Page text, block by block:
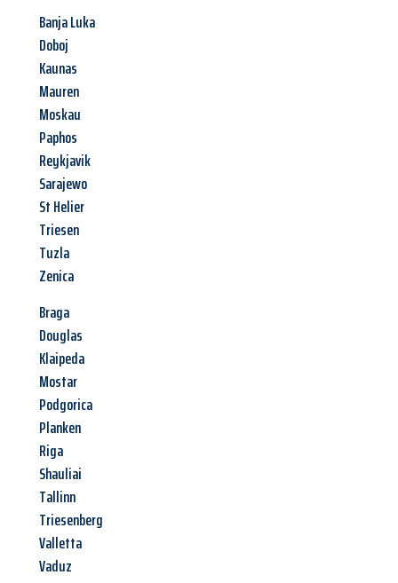
Banja Luka
Doboj
Kaunas
Mauren
Moskau
Paphos
Reykjavik
Sarajewo
St Helier
Triesen
Tuzla
Zenica
Braga
Douglas
Klaipeda
Mostar
Podgorica
Planken
Riga
Shauliai
Tallinn
Triesenberg
Valletta
Vaduz